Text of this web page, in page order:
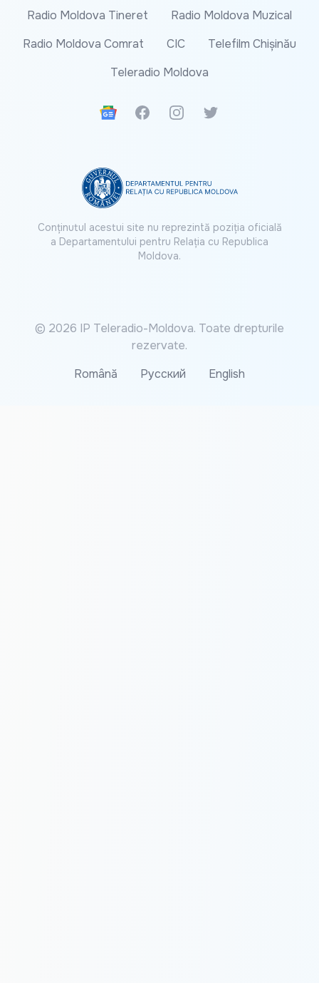
Radio Moldova Tineret
Radio Moldova Muzical
Radio Moldova Comrat
CIC
Telefilm Chișinău
Teleradio Moldova
Google News
FacebookInstagramTwitter
Conținutul acestui site nu reprezintă poziția oficială
a Departamentului pentru Relația cu Republica
Moldova.
© 2026 IP Teleradio-Moldova. Toate drepturile
rezervate.
Română
Русский English